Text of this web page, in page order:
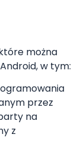
można
w tym:
przez
na
z